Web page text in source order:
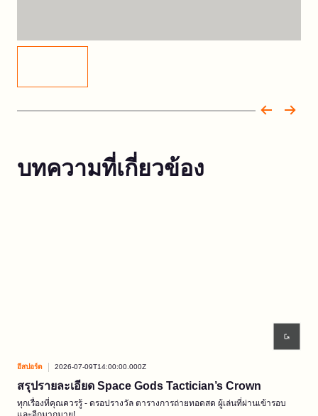
บทความที่เกี่ยวข้อง
อีสปอร์ต 2026-07-09T14:00:00.000Z
สรุปรายละเอียด Space Gods Tactician’s Crown
ทุกเรื่องที่คุณควรรู้ - ดรอปรางวัล ตารางการถ่ายทอดสด ผู้เล่นที่ผ่านเข้ารอบ